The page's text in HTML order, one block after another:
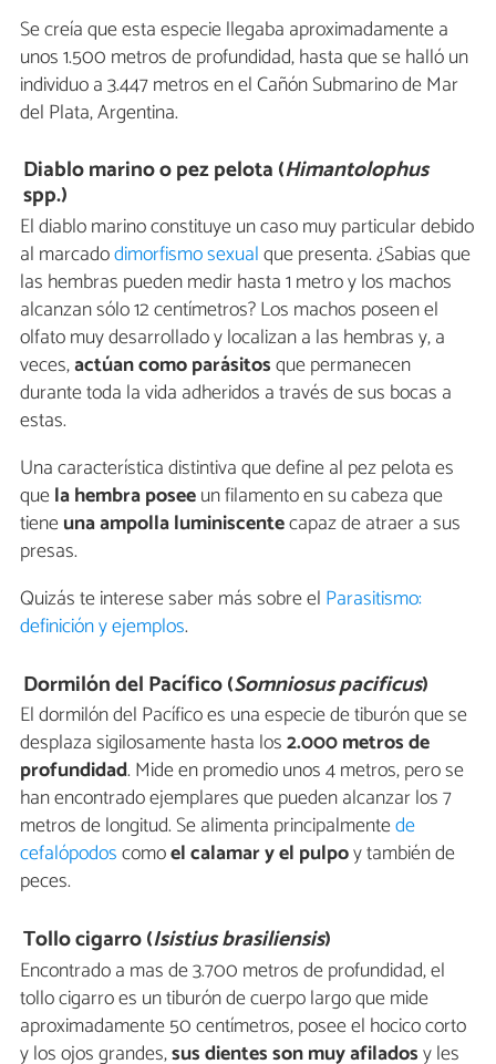
Se creía que esta especie llegaba aproximadamente a
unos 1.500 metros de profundidad, hasta que se halló un
individuo a 3.447 metros en el Cañón Submarino de Mar
del Plata, Argentina.
Diablo marino o pez pelota (Himantolophus
spp.)
El diablo marino constituye un caso muy particular debido
al marcadodimorfismo sexualque presenta. ¿Sabias que
las hembras pueden medir hasta 1 metro y los machos
alcanzan sólo 12 centímetros? Los machos poseen el
olfato muy desarrollado y localizan a las hembras y, a
veces,actúan como parásitosque permanecen
durante toda la vida adheridos a través de sus bocas a
estas.
Una característica distintiva que define al pez pelota es
quela hembra poseeun filamento en su cabeza que
tieneuna ampolla luminiscentecapaz de atraer a sus
presas.
Quizás te interese saber más sobre el Parasitismo:
definición y ejemplos.
Dormilón del Pacífico (Somniosus pacificus)
El dormilón del Pacífico es una especie de tiburón que se
desplaza sigilosamente hasta los2.000 metros de
profundidad. Mide en promedio unos 4 metros, pero se
han encontrado ejemplares que pueden alcanzar los 7
metros de longitud. Se alimenta principalmentede
cefalópodoscomoel calamar y el pulpoy también de
peces.
Tollo cigarro (Isistius brasiliensis)
Encontrado a mas de 3.700 metros de profundidad, el
tollo cigarro es un tiburón de cuerpo largo que mide
aproximadamente 50 centímetros, posee el hocico corto
y los ojos grandes,sus dientes son muy afiladosy les